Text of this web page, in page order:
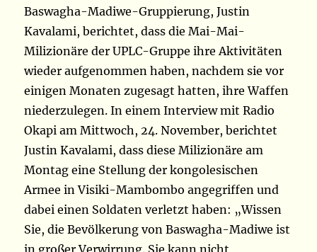
Baswagha-Madiwe-Gruppierung, Justin
Kavalami, berichtet, dass die Mai-Mai-
Milizionäre der UPLC-Gruppe ihre Aktivitäten
wieder aufgenommen haben, nachdem sie vor
einigen Monaten zugesagt hatten, ihre Waffen
niederzulegen. In einem Interview mit Radio
Okapi am Mittwoch, 24. November, berichtet
Justin Kavalami, dass diese Milizionäre am
Montag eine Stellung der kongolesischen
Armee in Visiki-Mambombo angegriffen und
dabei einen Soldaten verletzt haben: „Wissen
Sie, die Bevölkerung von Baswagha-Madiwe ist